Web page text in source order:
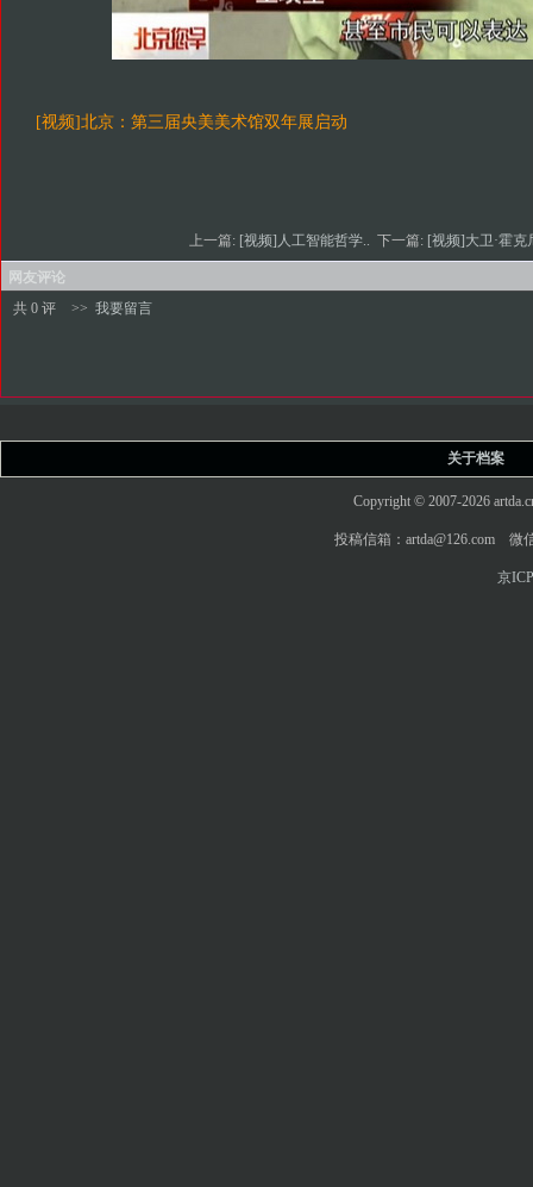
[视频]北京：第三届央美美术馆双年展启动
上一篇: [视频]人工智能哲学.. 下一篇: [视频]大卫·霍
网友评论
共 0 评
>> 我要留言
关于档案
Copyright © 2007-2026
投稿信箱：artda@126.com 微
京